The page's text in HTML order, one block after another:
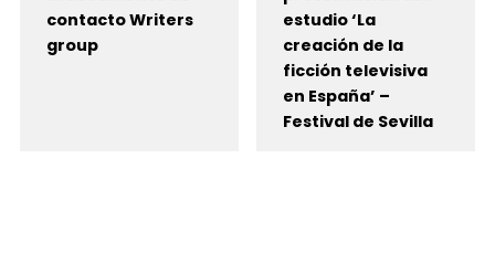
contacto Writers
group
estudio ‘La
creación de la
ficción televisiva
en España’ –
Festival de Sevilla